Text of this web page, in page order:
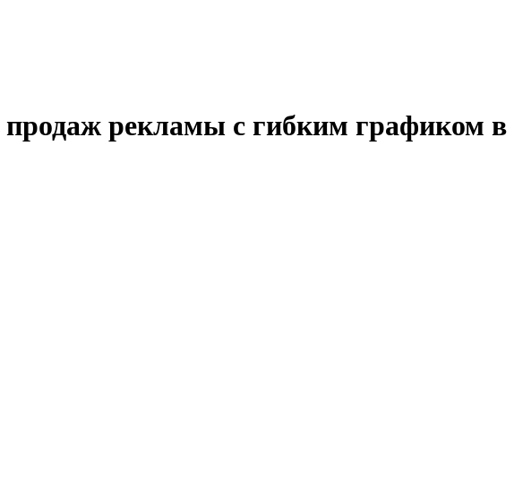
продаж рекламы с гибким графиком в